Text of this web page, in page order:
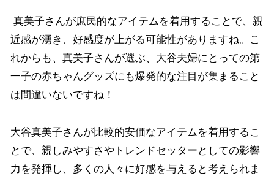
真美子さんが庶民的なアイテムを着用することで、親
近感が湧き、好感度が上がる可能性がありますね。こ
れからも、真美子さんが選ぶ、大谷夫婦にとっての第
一子の赤ちゃんグッズにも爆発的な注目が集まること
は間違いないですね！
大谷真美子さんが比較的安価なアイテムを着用するこ
とで、親しみやすさやトレンドセッターとしての影響
力を発揮し、多くの人々に好感を与えると考えられま